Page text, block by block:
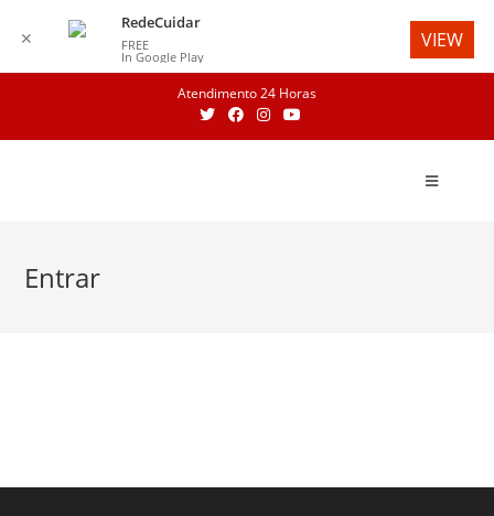
content
Atendimento 24 Horas
Entrar
✕
RedeCuidar
FREE
In Google Play
VIEW